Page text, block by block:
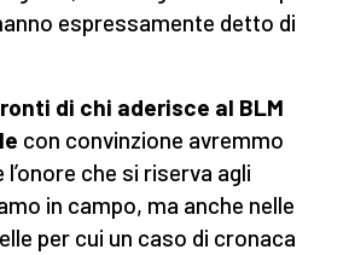
espressamente detto di
di chi aderisce al BLM
con convinzione avremmo
che si riserva agli
in campo, ma anche nelle
per cui un caso di cronaca